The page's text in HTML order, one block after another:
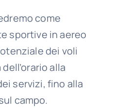
come
sportive in aereo
dei voli
alla
servizi, fino alla
campo.